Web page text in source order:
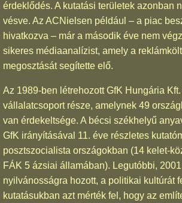
érdeklődés. A kutatási területek azonban
vésve. Az ACNielsen például – a piac
hivatkozva – már a második éve nem
sikeres médiaanalízist, amely a
megosztását segítette elő.
Az 1989-ben létrehozott GfK Hungária
vállalatcsoport része, amelynek 49
van érdekeltsége. A bécsi székhelyű
GfK irányításával 11. éve részletes
posztszocialista országokban (14 kelet-
FÁK 5 ázsiai államában). Legutóbbi,
nyilvánosságra hozott, a politikai kultúrát
kutatásukban azt mérték fel, hogy az